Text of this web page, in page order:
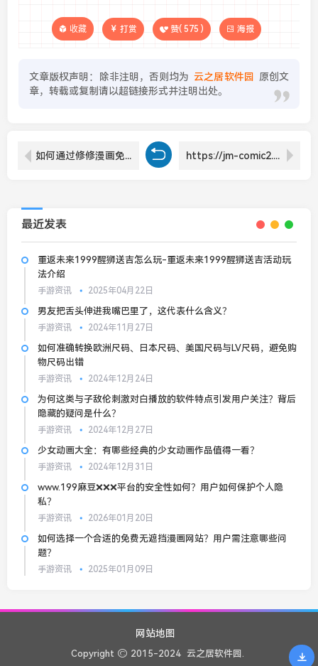
收藏 打赏 赞( 575 ) 海报
文章版权声明：除非注明，否则均为 云之居软件园
原创文
章，转载或复制请以超链接形式并注明出处。
如何通过修修漫画免费漫画入口页面轻松在线阅读和下载漫画？ https://jm-comic2.cc/漫画平台有哪些优势？如何更好地利用其丰富资源？
最近发表
重返未来1999醒狮送吉怎么玩-重返未来1999醒狮送吉活动玩
法介绍
手游资讯 2025年04月22日
男友把舌头伸进我嘴巴里了，这代表什么含义？
手游资讯 2024年11月27日
如何准确转换欧洲尺码、日本尺码、美国尺码与LV尺码，避免购
物尺码出错
手游资讯 2024年12月24日
为何这类与子敌伦刺激对白播放的软件特点引发用户关注？背后
隐藏的疑问是什么？
手游资讯 2024年12月27日
少女动画大全：有哪些经典的少女动画作品值得一看？
手游资讯 2024年12月31日
www.199麻豆❌❌❌平台的安全性如何？用户如何保护个人隐
私？
手游资讯 2026年01月20日
如何选择一个合适的免费无遮挡漫画网站？用户需注意哪些问
题？
手游资讯 2025年01月09日
网站地图
Copyright 2015-2024 云之居软件园.